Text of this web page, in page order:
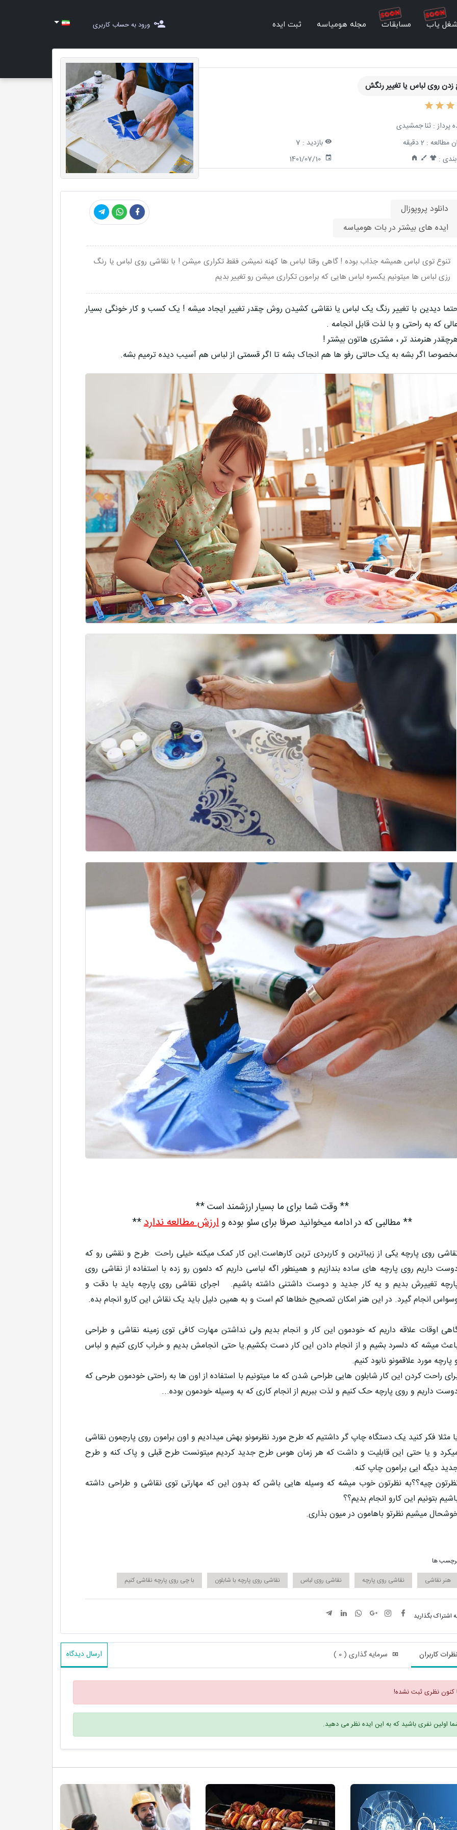
شغل یاب مسابقات مجله هومیاسه ثبت ایده ورود به حساب کاربری
روی لباس یا تغییر رنگش
پرداز : ثنا جمشیدی
مطالعه : 2 دقیقه بازدید : 7
:
1401/07/10
دانلود پروپوزال
ایده های بیشتر در بات هومیاسه
تنوع توی لباس همیشه جذاب بوده ! گاهی وقتا لباس ها کهنه نمیشن فقط تکراری میشن ! با نقاشی روی لباس یا رنگ
رزی لباس ها میتونیم یکسره لباس هایی که برامون تکراری میشن رو تغییر بدیم
دیدین با تغییر رنگ یک لباس یا نقاشی کشیدن روش چقدر تغییر ایجاد میشه ! یک کسب و کار خونگی بسیار
که به راحتی و با لذت قابل انجامه .
هنرمند تر ، مشتری هاتون بیشتر !
اگر بشه به یک حالتی رفو ها هم انجاک بشه تا اگر قسمتی از لباس هم آسیب دیده ترمیم بشه.
** وقت شما برای ما بسیار ارزشمند است **
** مطالبی که در ادامه میخوانید صرفا برای سئو بوده وارزش مطالعه ندارد**
روی پارچه یکی از زیباترین و کاربردی ترین کارهاست.این کار کمک میکنه خیلی راحت طرح و نقشی رو که
داریم روی پارچه های ساده بندازیم و همینطور اگه لباسی داریم که دلمون رو زده با استفاده از نقاشی روی
تغییرش بدیم و یه کار جدید و دوست داشتنی داشته باشیم. اجرای نقاشی روی پارچه باید با دقت و
انجام گیرد. در این هنر امکان تصحیح خطاها کم است و به همین دلیل باید یک نقاش این کارو انجام بده.
اوقات علاقه داریم که خودمون این کار و انجام بدیم ولی نداشتن مهارت کافی توی زمینه نقاشی و طراحی
میشه که دلسرد بشیم و از انجام دادن این کار دست بکشیم.یا حتی انجامش بدیم و خراب کاری کنیم و لباس
پارچه مورد علاقمونو نابود کنیم.
راحت کردن این کار شابلون هایی طراحی شدن که ما میتونیم با استفاده از اون ها به راحتی خودمون طرحی که
داریم و روی پارچه حک کنیم و لذت ببریم از انجام کاری که به وسیله خودمون بوده...
مثلا فکر کنید یک دستگاه چاپ گر داشتیم که طرح مورد نظرمونو بهش میدادیم و اون برامون روی پارچمون نقاشی
و یا حتی این قابلیت و داشت که هر زمان هوس طرح جدید کردیم میتونست طرح قبلی و پاک کنه و طرح
دیگه ایی برامون چاپ کنه.
چیه؟؟به نظرتون خوب میشه که وسیله هایی باشن که بدون این که مهارتی توی نقاشی و طراحی داشته
بتونیم این کارو انجام بدیم؟؟
میشیم نظرتو باهامون در میون بذاری.
ها
هنر نقاشی
نقاشی روی پارچه نقاشی روی لباس نقاشی روی پارچه با شابلون با چی روی پارچه نقاشی کنیم
اشتراک بگذارید
نظرات کاربران سرمایه گذاری ( 0 ) ارسال دیدگاه
کنون نظری ثبت نشده!
اولین نفری باشید که به این ایده نظر می دهید.